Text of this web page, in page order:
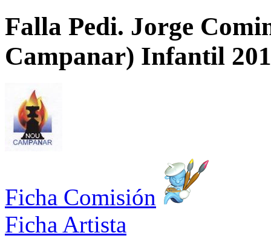
Falla Pedi. Jorge
Campanar) Infantil
Ficha Comisión
Ficha Artista